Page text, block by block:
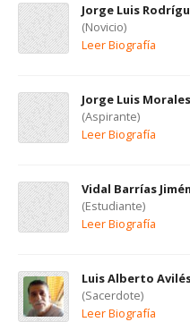
Jorge Luis
(Novicio)
Leer Biografía
Jorge Luis
(Aspirante)
Leer Biografía
Vidal Barrías
(Estudiante)
Leer Biografía
Luis Alberto
(Sacerdote)
Leer Biografía